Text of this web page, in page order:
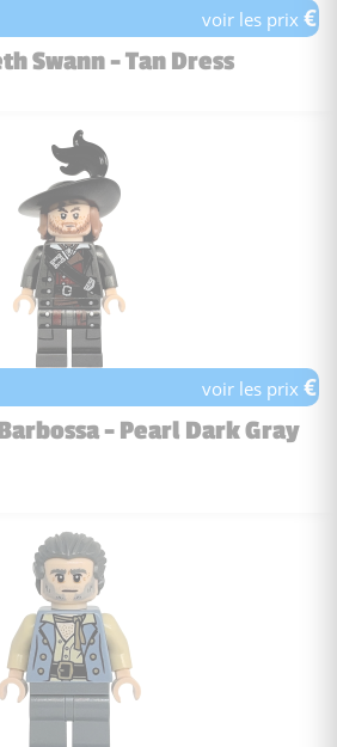
voir les prix€
Swann - Tan Dress
voir les prix€
- Pearl Dark Gray